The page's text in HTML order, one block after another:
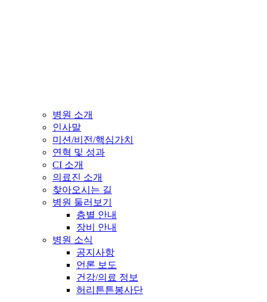
병원 소개
인사말
미션/비전/핵심가치
연혁 및 성과
CI 소개
의료진 소개
찾아오시는 길
병원 둘러보기
층별 안내
장비 안내
병원 소식
공지사항
언론 보도
건강/의료 정보
허리튼튼봉사단